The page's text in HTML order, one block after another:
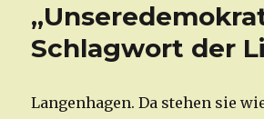
Schlagwort der
Langenhagen. Da stehen sie